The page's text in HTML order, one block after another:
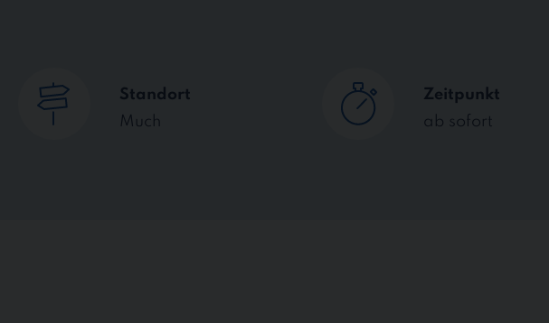
Standort
Much
Zeitpunkt
ab sofort